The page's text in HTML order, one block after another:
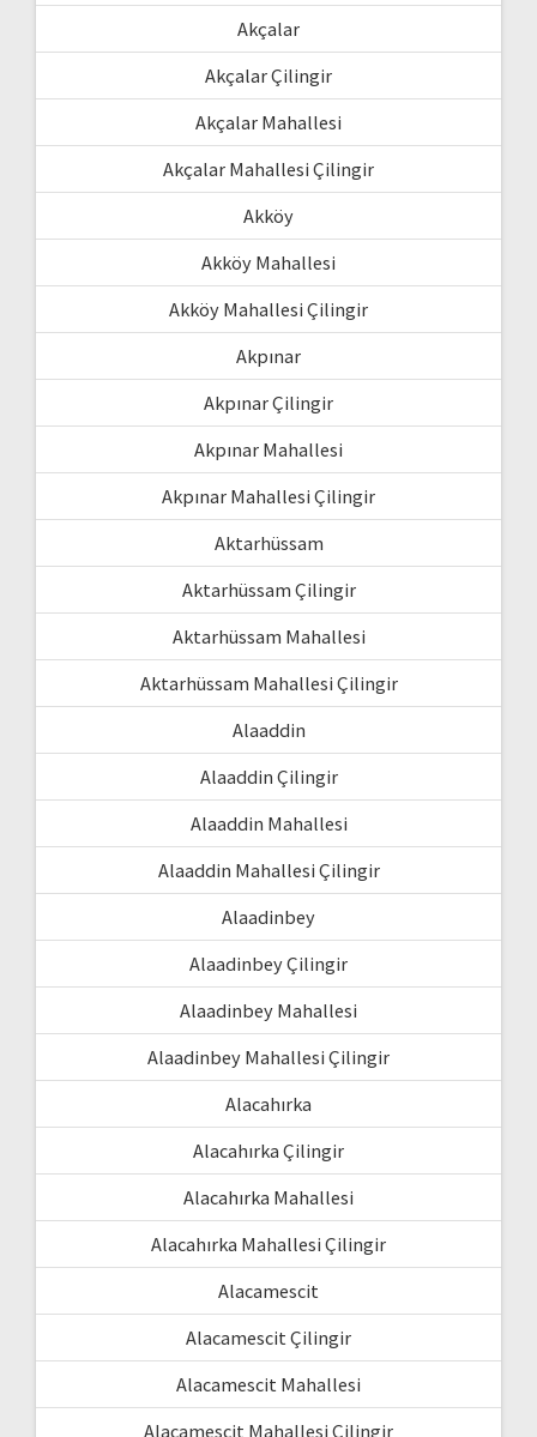
Akçalar
Akçalar Çilingir
Akçalar Mahallesi
Akçalar Mahallesi Çilingir
Akköy
Akköy Mahallesi
Akköy Mahallesi Çilingir
Akpınar
Akpınar Çilingir
Akpınar Mahallesi
Akpınar Mahallesi Çilingir
Aktarhüssam
Aktarhüssam Çilingir
Aktarhüssam Mahallesi
Aktarhüssam Mahallesi Çilingir
Alaaddin
Alaaddin Çilingir
Alaaddin Mahallesi
Alaaddin Mahallesi Çilingir
Alaadinbey
Alaadinbey Çilingir
Alaadinbey Mahallesi
Alaadinbey Mahallesi Çilingir
Alacahırka
Alacahırka Çilingir
Alacahırka Mahallesi
Alacahırka Mahallesi Çilingir
Alacamescit
Alacamescit Çilingir
Alacamescit Mahallesi
Alacamescit Mahallesi Çilingir